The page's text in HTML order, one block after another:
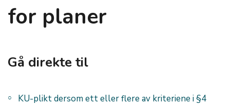
for planer
Gå direkte til
KU-plikt dersom ett eller flere av kriteriene i §4